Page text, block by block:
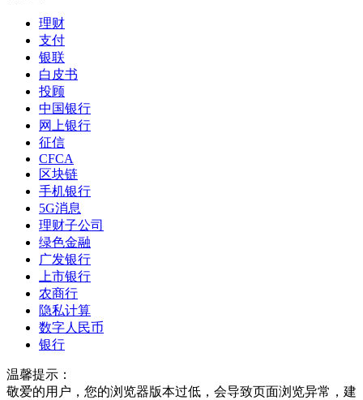
理财
支付
银联
白皮书
投顾
中国银行
网上银行
征信
CFCA
区块链
手机银行
5G消息
理财子公司
绿色金融
广发银行
上市银行
农商行
隐私计算
数字人民币
银行
温馨提示：
敬爱的用户，您的浏览器版本过低，会导致页面浏览异常，建